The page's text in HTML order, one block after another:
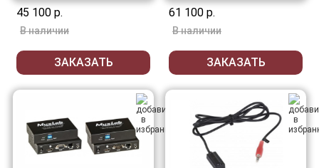
45 100 р.
В наличии
ЗАКАЗАТЬ
61 100 р.
В наличии
ЗАКАЗАТЬ